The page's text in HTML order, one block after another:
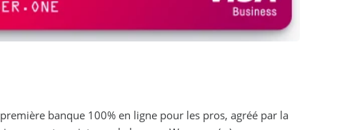
banque 100% en ligne pour les pros, agréé par la